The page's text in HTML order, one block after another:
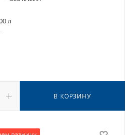
л
В КОРЗИНУ